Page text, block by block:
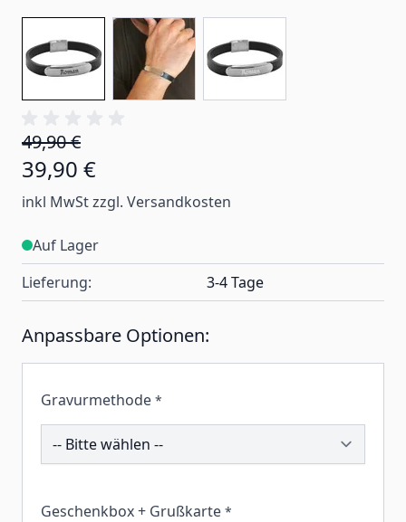
49,90 €
39,90 €
inkl MwSt zzgl. Versandkosten
Auf Lager
Lieferung:
3-4 Tage
Anpassbare Optionen:
Gravurmethode *
202365
Geschenkbox + Grußkarte *